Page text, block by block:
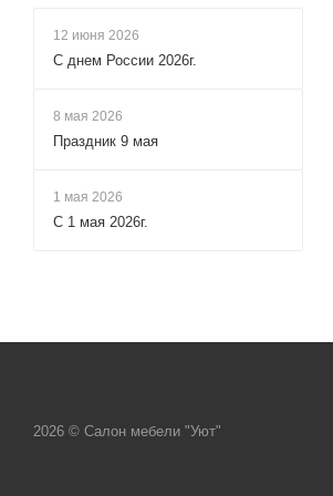
12 июня 2026
С днем России 2026г.
8 мая 2026
Праздник 9 мая
1 мая 2026
С 1 мая 2026г.
2026 © Салон мебели "Уют"